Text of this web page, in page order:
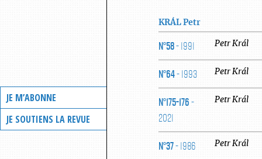
JE M’ABONNE
JE SOUTIENS LA REVUE
KRÁL Petr
N°58- 1991 Petr Král
N°64- 1993 Petr Král
N°175-176-
2021
Petr Král
N°37- 1986 Petr Král